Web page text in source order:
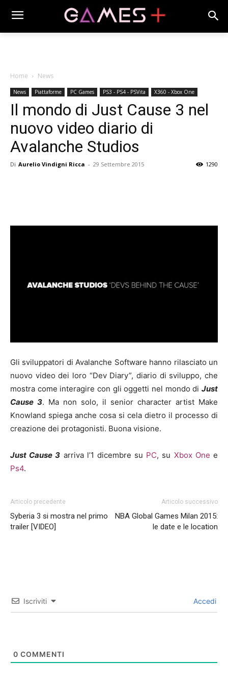
Home News
News Piattaforme PC Games PS3 - PS4 - PSVita X360 - Xbox One
Il mondo di Just Cause 3 nel
nuovo video diario di
Avalanche Studios
Di Aurelio Vindigni Ricca - 29 Settembre 2015 1290
Gli sviluppatori di Avalanche Software hanno rilasciato un
nuovo video dei loro “Dev Diary”, diario di sviluppo, che
mostra come interagire con gli oggetti nel mondo di Just
Cause 3. Ma non solo, il senior character artist Make
Knowland spiega anche cosa si cela dietro il processo di
creazione dei protagonisti. Buona visione.
Just Cause 3 arriva l’1 dicembre su PC, su Xbox One e
Ps4.
Articolo precedente
Syberia 3 si mostra nel primo
trailer [VIDEO]
Articolo successivo
NBA Global Games Milan 2015:
le date e le location
Iscriviti Accedi
0 COMMENTI